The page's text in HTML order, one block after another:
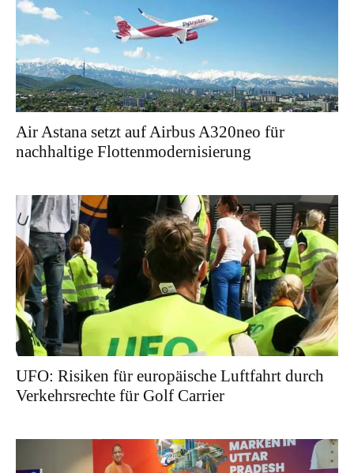
Air Astana setzt auf Airbus A320neo für
nachhaltige Flottenmodernisierung
UFO: Risiken für europäische Luftfahrt durch
Verkehrsrechte für Golf Carrier